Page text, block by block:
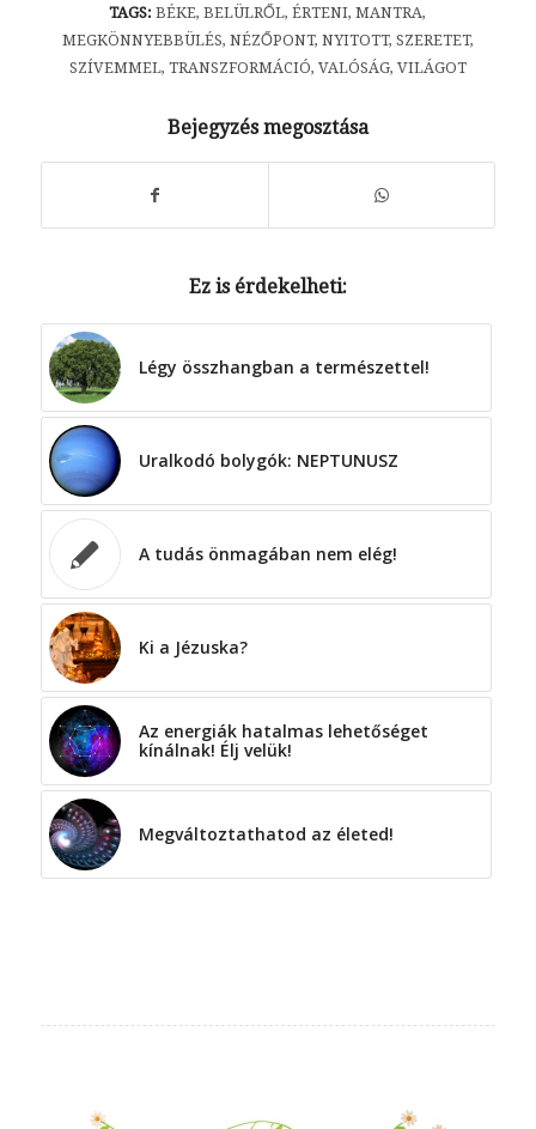
TAGS: BÉKE,BELÜLRŐL,ÉRTENI,MANTRA,
MEGKÖNNYEBBÜLÉS, NÉZŐPONT, NYITOTT, SZERETET,
SZÍVEMMEL, TRANSZFORMÁCIÓ, VALÓSÁG, VILÁGOT
Bejegyzés megosztása
Ez is érdekelheti:
Légy összhangban a természettel!
Uralkodó bolygók: NEPTUNUSZ
A tudás önmagában nem elég!
Ki a Jézuska?
Az energiák hatalmas lehetőséget
kínálnak! Élj velük!
Megváltoztathatod az életed!